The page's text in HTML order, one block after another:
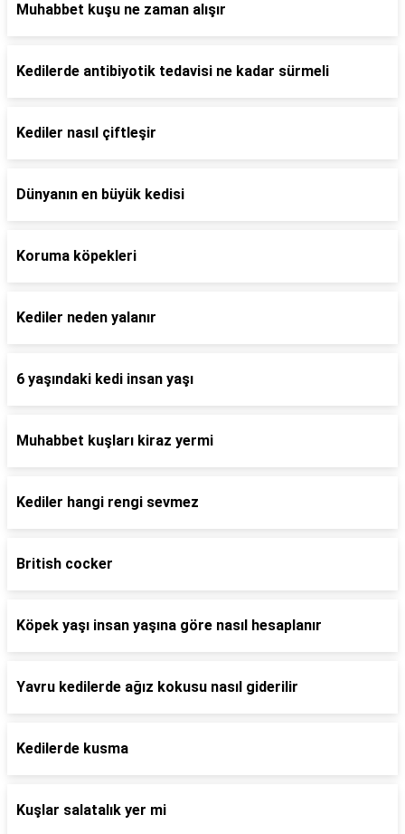
Muhabbet kuşu ne zaman alışır
Kedilerde antibiyotik tedavisi ne kadar sürmeli
Kediler nasıl çiftleşir
Dünyanın en büyük kedisi
Koruma köpekleri
Kediler neden yalanır
6 yaşındaki kedi insan yaşı
Muhabbet kuşları kiraz yermi
Kediler hangi rengi sevmez
British cocker
Köpek yaşı insan yaşına göre nasıl hesaplanır
Yavru kedilerde ağız kokusu nasıl giderilir
Kedilerde kusma
Kuşlar salatalık yer mi